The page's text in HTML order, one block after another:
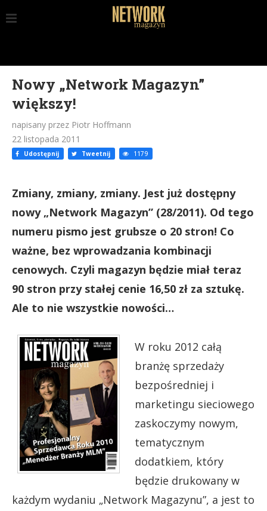
Nowy „Network Magazyn”
większy!
napisany przez Piotr Hoffmann
22 listopada 2011
Udostępnij Tweetnij 1179
Zmiany, zmiany, zmiany. Jest już dostępny
nowy „Network Magazyn” (28/2011). Od tego
numeru pismo jest grubsze o 20 stron! Co
ważne, bez wprowadzania kombinacji
cenowych. Czyli magazyn będzie miał teraz
90 stron przy stałej cenie 16,50 zł za sztukę.
Ale to nie wszystkie nowości…
W roku 2012 całą
branżę sprzedaży
bezpośredniej i
marketingu sieciowego
zaskoczymy nowym,
tematycznym
dodatkiem, który
będzie drukowany w
każdym wydaniu „Network Magazynu”, a jest to